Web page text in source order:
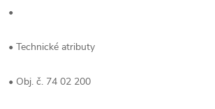
•
• Technické atributy
• Obj. č. 74 02 200